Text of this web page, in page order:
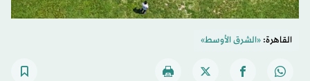
القاهرة:«الشرق الأوسط»